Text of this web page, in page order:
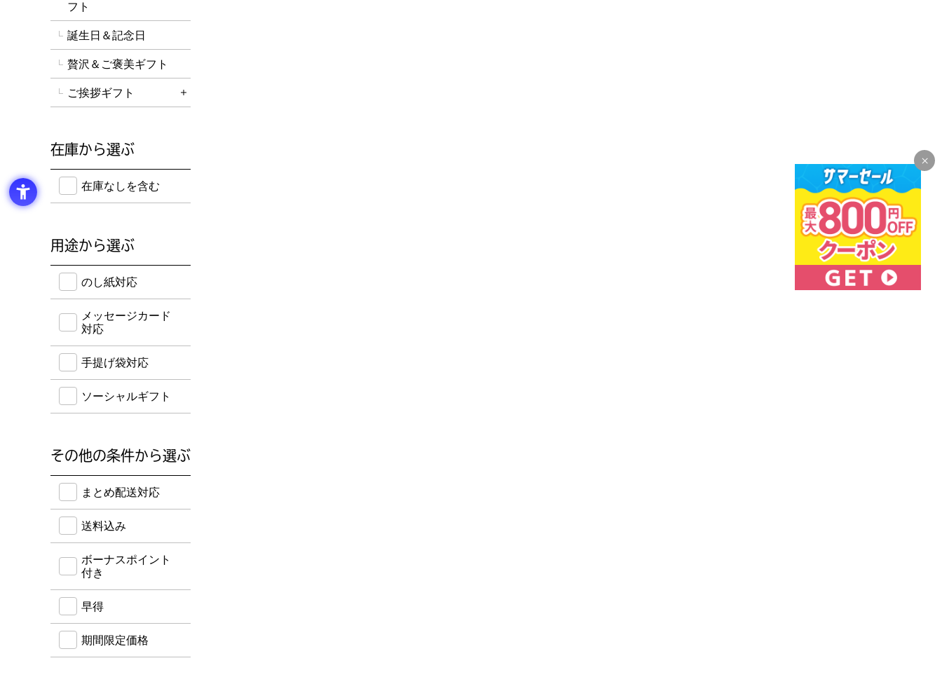
フト
誕生日＆記念日
贅沢＆ご褒美ギフト
ご挨拶ギフト 詳細を開く
在庫から選ぶ
在庫のない商品を含めて検索することができます。
在庫なしを含む
用途から選ぶ
のし紙・メッセージカード・手提げ袋に対応している商品から絞りこむことができます。
のし紙対応
メッセージカード
対応
手提げ袋対応
ソーシャルギフト
その他の条件から選ぶ
送料込み・ボーナスポイント付き・早得・期間限定商品から絞り込むことができます。
まとめ配送対応
送料込み
ボーナスポイント
付き
早得
期間限定価格